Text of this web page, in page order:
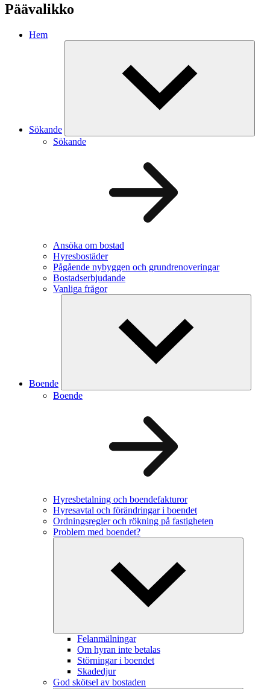
Päävalikko
Hem
Sökande
Sökande
Ansöka om bostad
Hyresbostäder
Pågående nybyggen och grundrenoveringar
Bostadserbjudande
Vanliga frågor
Boende
Boende
Hyresbetalning och boendefakturor
Hyresavtal och förändringar i boendet
Ordningsregler och rökning på fastigheten
Problem med boendet?
Felanmälningar
Om hyran inte betalas
Störningar i boendet
Skadedjur
God skötsel av bostaden